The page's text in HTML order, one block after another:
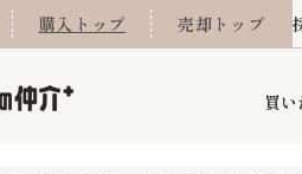
購入トップ 売却トップ
買い